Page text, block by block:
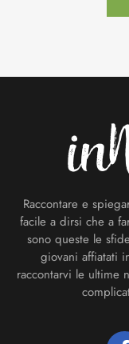
Raccontare e
facile a dirsi che a
sono queste le
giovani affiatati
raccontarvi le ultime